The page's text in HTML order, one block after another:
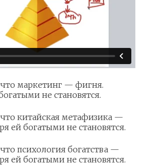
маркетинг — фигня.
не становятся.
китайская метафизика —
ей богатыми не становятся.
психология богатства —
ей богатыми не становятся.